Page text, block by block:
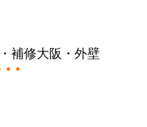
修大阪・外壁